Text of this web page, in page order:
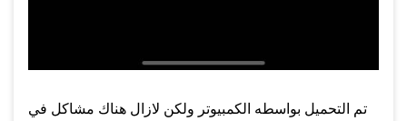
تم التحميل بواسطه الكمبيوتر ولكن لازال هناك مشاكل في